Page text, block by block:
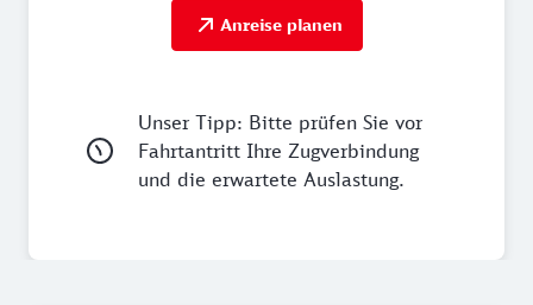
Anreise planen
Unser Tipp: Bitte prüfen Sie vor
Fahrtantritt Ihre Zugverbindung
und die erwartete Auslastung.